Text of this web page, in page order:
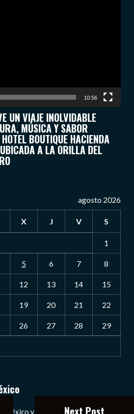
10:56
UN VIAJE INOLVIDABLE
MÚSICA Y SABOR
BOUTIQUE HACIENDA
A LA ORILLA DEL
agosto 2026
X J V S
1
5 6 7 8
12 13 14 15
19 20 21 22
26 27 28 29
México y el Mundo a Tu Alcance